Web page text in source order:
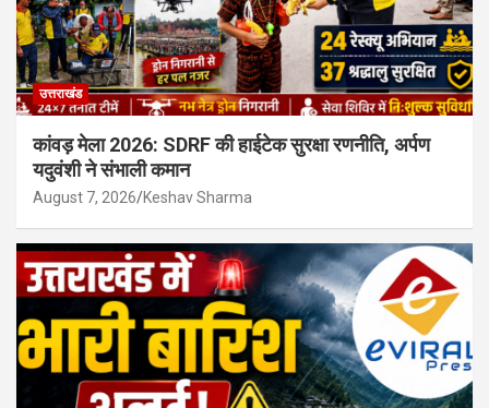
उत्तराखंड
कांवड़ मेला 2026: SDRF की हाईटेक सुरक्षा रणनीति, अर्पण
यदुवंशी ने संभाली कमान
August 7, 2026 Keshav Sharma